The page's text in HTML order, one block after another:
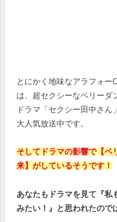
とにかく地味なアラフォー
は、超セクシーなベリー
ドラマ「セクシー田中さん
大人気放送中です。
そしてドラマの影響で【ベ
来】がしているそうです！
あなたもドラマを見て『私
みたい！』と思われたので